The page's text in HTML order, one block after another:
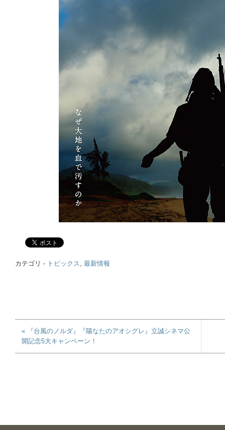
カテゴリ - トピックス 最新情報
« 『台風のノルダ』『陽なたのアオシグレ』立誠シネマ公
開記念5大キャンペーン！